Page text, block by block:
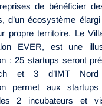
de bénéficier
d’un écosystème
propre territoire. Le
EVER, est une
: 25 startups seront
et 3 d’IMT
permet aux
2 incubateurs et